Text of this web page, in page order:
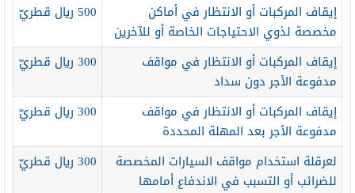
إيقاف المركبات أو الانتظار في أماكن
مخصصة لذوي الاحتياجات الخاصة أو للآخرين
500 ريال قطريّ
إيقاف المركبات أو الانتظار في مواقف
مدفوعة الأجر دون سداد
300 ريال قطريّ
إيقاف المركبات أو الانتظار في مواقف
مدفوعة الأجر بعد المهلة المحددة
300 ريال قطريّ
لعرقلة استخدام مواقف السيارات المخصصة
للضرائب أو التسبب في الاندفاع أمامها
300 ريال قطريّ